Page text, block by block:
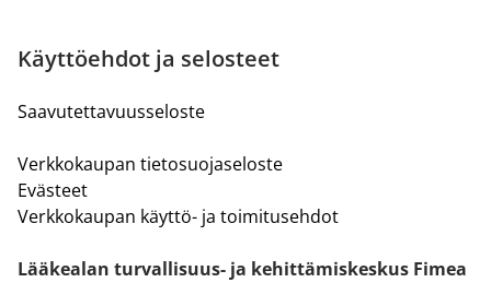
Käyttöehdot ja selosteet
Saavutettavuusseloste
Verkkokaupan tietosuojaseloste
Evästeet
Verkkokaupan käyttö- ja toimitusehdot
Lääkealan turvallisuus- ja kehittämiskeskus Fimea